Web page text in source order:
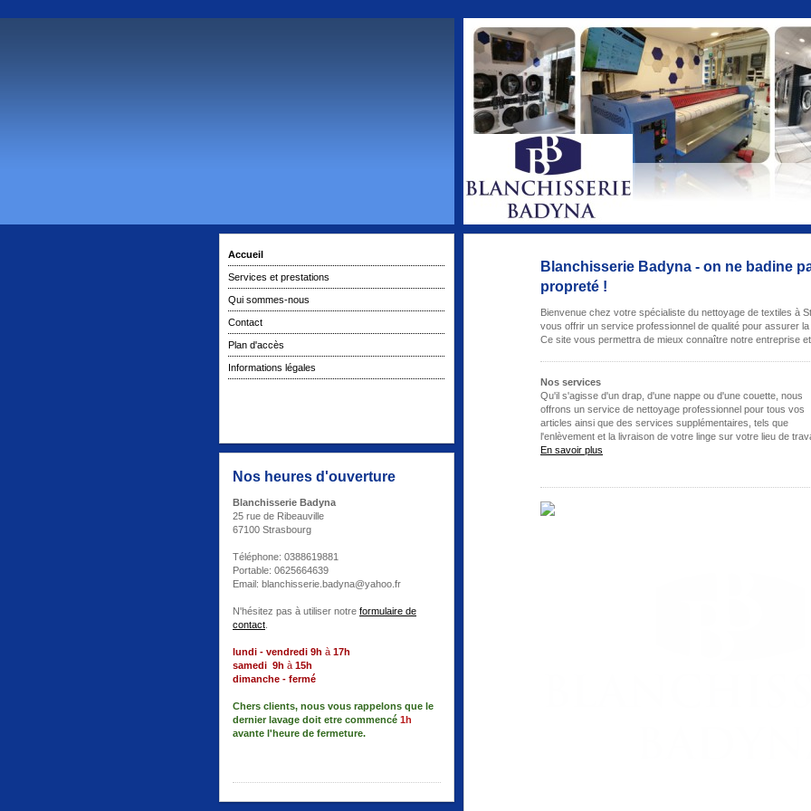
Accueil
Services et prestations
Qui sommes-nous
Contact
Plan d'accès
Informations légales
Nos heures d'ouverture
Blanchisserie Badyna
25 rue de Ribeauville
67100 Strasbourg
Téléphone: 0388619881
Portable: 0625664639
Email: blanchisserie.badyna@yahoo.fr
N'hésitez pas à utiliser notre formulaire de
contact
lundi - vendredi 9h à 17h
samedi 9h à 15h
dimanche - fermé
Chers clients, nous vous rappelons que le
dernier lavage doit etre commencé 1h
avante l'heure de fermeture.
Blanchisserie Badyna - on ne badine
propreté !
Bienvenue chez votre spécialiste du nettoyage de textiles à
vous offrir un service professionnel de qualité pour assurer
Ce site vous permettra de mieux connaître notre entreprise
Nos services
Qu'il s'agisse d'un drap, d'une nappe ou d'une couette, nous
offrons un service de nettoyage professionnel pour tous vos
articles ainsi que des services supplémentaires, tels que
l'enlèvement et la livraison de votre linge sur votre lieu de
En savoir plus